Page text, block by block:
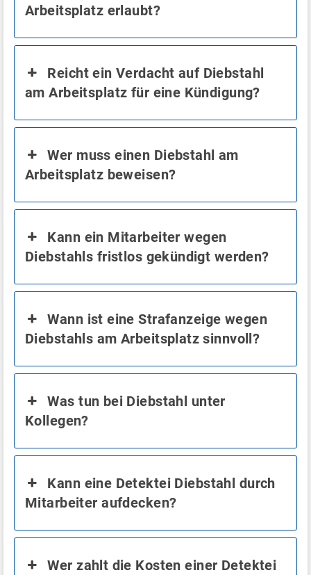
Arbeitsplatz erlaubt?
Reicht ein Verdacht auf Diebstahl
am Arbeitsplatz für eine Kündigung?
Wer muss einen Diebstahl am
Arbeitsplatz beweisen?
Kann ein Mitarbeiter wegen
Diebstahls fristlos gekündigt werden?
Wann ist eine Strafanzeige wegen
Diebstahls am Arbeitsplatz sinnvoll?
Was tun bei Diebstahl unter
Kollegen?
Kann eine Detektei Diebstahl durch
Mitarbeiter aufdecken?
Wer zahlt die Kosten einer Detektei